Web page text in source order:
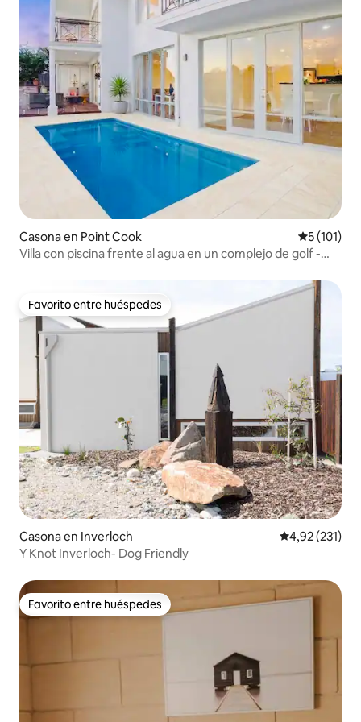
Casona en Point Cook
5 (101)
Villa con piscina frente al agua en un complejo de golf -
Favorito entre huéspedes
Favorito entre huéspedes
Casona en Inverloch Calificación
4,92 (231)
Y Knot Inverloch- Dog Friendly
Favorito entre huéspedes
Favorito entre huéspedes